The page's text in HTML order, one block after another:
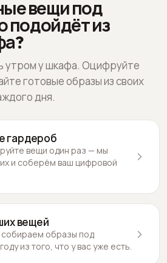
вещи под
подойдёт из
утром у шкафа. Оцифруйте
готовые образы из своих
дня.
гардероб
вещи один раз — мы
и соберём ваш цифровой
вещей
образы под
из того, что у вас уже есть.